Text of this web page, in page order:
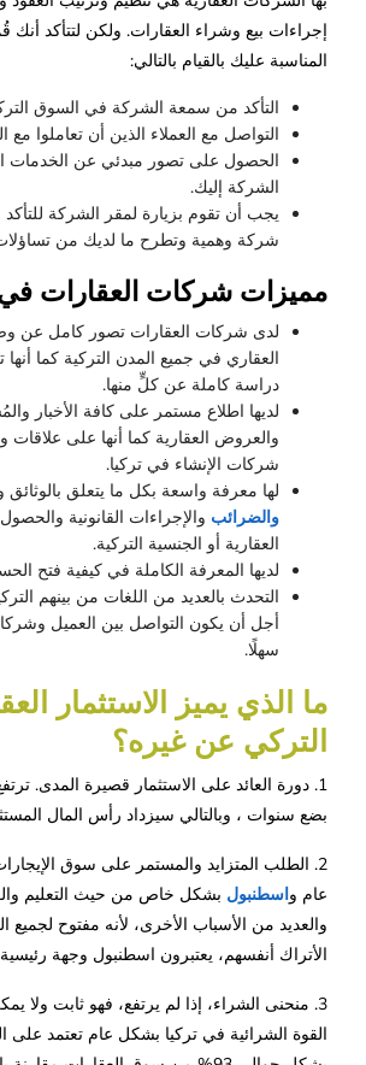
إجراءات بيع وشراء العقارات. ولكن لتتأكد أنك
المناسبة عليك بالقيام بالتالي:
التأكد من سمعة الشركة في السوق
التواصل مع العملاء الذين أن تعاملوا مع
الحصول على تصور مبدئي عن الخدمات
الشركة إليك.
يجب أن تقوم بزيارة لمقر الشركة
شركة وهمية وتطرح ما لديك من
مميزات شركات العقارات في
لدى شركات العقارات تصور كامل عن
العقاري في جميع المدن التركية كما أنها
دراسة كاملة عن كلٍّ منها.
لديها اطلاع مستمر على كافة الأخبار
والعروض العقارية كما أنها على علاقات
شركات الإنشاء في تركيا.
لها معرفة واسعة بكل ما يتعلق بالوثائق
والضرائب والإجراءات القانونية
العقارية أو الجنسية التركية.
لديها المعرفة الكاملة في كيفية فتح
التحدث بالعديد من اللغات من بينهم
أجل أن يكون التواصل بين العميل
سهلًا.
التركي عن غيره؟
1. دورة العائد على الاستثمار قصيرة المدى.
بضع سنوات ، وبالتالي سيزداد رأس المال
2. الطلب المتزايد والمستمر على سوق
عام واسطنبول بشكل خاص من حيث التعليم
والعديد من الأسباب الأخرى، لأنه مفتوح لجميع
الأتراك أنفسهم، يعتبرون اسطنبول وجهة
3. منحنى الشراء، إذا لم يرتفع، فهو ثابت ولا
القوة الشرائية في تركيا بشكل عام تعتمد على